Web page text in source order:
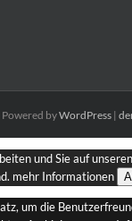
byWordPress |
und Sie auf
mehr Informationen
um die